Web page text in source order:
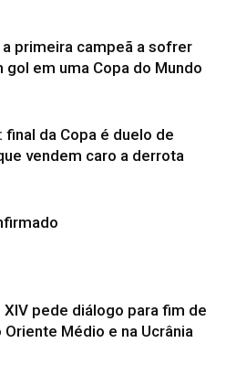
a primeira campeã a sofrer
gol em uma Copa do Mundo
final da Copa é duelo de
vendem caro a derrota
XIV pede diálogo para fim de
Oriente Médio e na Ucrânia